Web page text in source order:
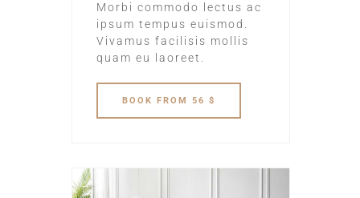
Morbi commodo lectus ac
ipsum tempus euismod.
Vivamus facilisis mollis
quam eu laoreet.
BOOK FROM 56 $